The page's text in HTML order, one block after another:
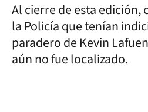
Al cierre de esta
la Policía que tenían
paradero de Kevin
aún no fue localizado.